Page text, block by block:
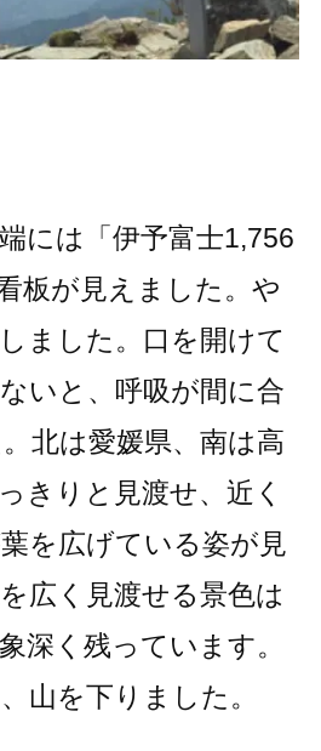
には「伊予富士1,756
板が見えました。や
ました。口を開けて
いと、呼吸が間に合
北は愛媛県、南は高
きりと見渡せ、近く
を広げている姿が見
広く見渡せる景色は
深く残っています。
山を下りました。